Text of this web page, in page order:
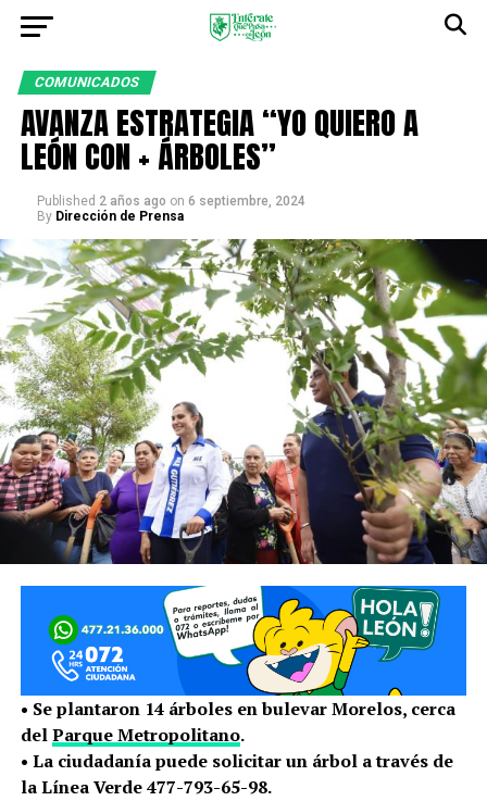
COMUNICADOS
AVANZA ESTRATEGIA “YO QUIERO A
LEÓN CON + ÁRBOLES”
Published 2 años ago on 6 septiembre, 2024
By Dirección de Prensa
• Se plantaron 14 árboles en bulevar Morelos, cerca
delParque Metropolitano.
• La ciudadanía puede solicitar un árbol a través de
la Línea Verde 477-793-65-98.